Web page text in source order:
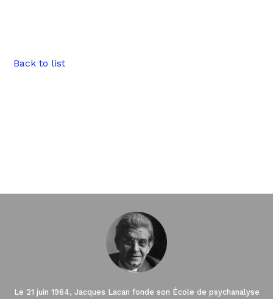
Back to list
Le 21 juin 1964, Jacques Lacan fonde son École de psychanalyse